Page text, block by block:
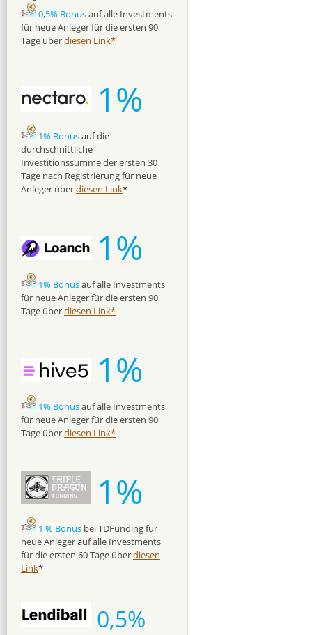
0,5% Bonusauf alle Investments
für neue Anleger für die ersten 90
Tage überdiesen Link*
1%
1% Bonusauf die
durchschnittliche
Investitionssumme der ersten 30
Tage nach Registrierung für neue
Anleger überdiesen Link*
1%
1% Bonusauf alle Investments
für neue Anleger für die ersten 90
Tage überdiesen Link*
1%
1% Bonusauf alle Investments
für neue Anleger für die ersten 90
Tage überdiesen Link*
1%
1 % Bonus bei TDFunding für
neue Anleger auf alle Investments
für die ersten 60 Tage überdiesen
Link*
0,5%